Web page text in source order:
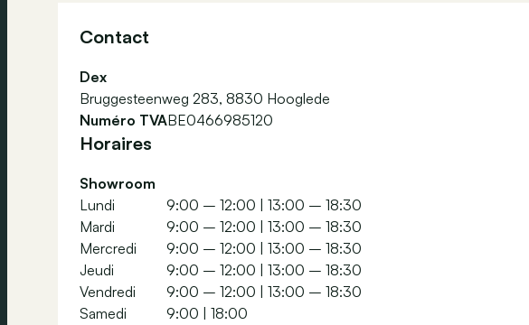
Contact
Dex
Bruggesteenweg 283, 8830 Hooglede
Numéro TVABE0466985120
Horaires
Showroom
Lundi
9:00 – 12:00
13:00 – 18:30
Mardi
9:00 – 12:00
13:00 – 18:30
Mercredi
9:00 – 12:00
13:00 – 18:30
Jeudi
9:00 – 12:00
13:00 – 18:30
Vendredi
9:00 – 12:00
13:00 – 18:30
Samedi
9:00
18:00